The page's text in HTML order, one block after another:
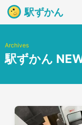
駅ずかん
Archives
駅ずかん